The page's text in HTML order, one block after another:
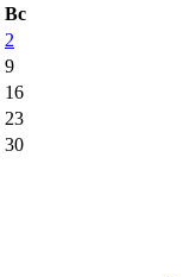
Вс
2
9
16
23
30